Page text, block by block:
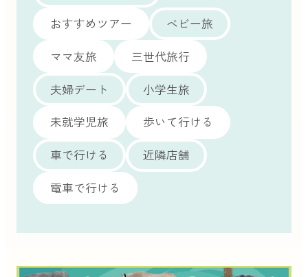
おすすめツアー
ベビー旅
ママ友旅
三世代旅行
夫婦デート
小学生旅
未就学児旅
歩いて行ける
車で行ける
近隣店舗
電車で行ける